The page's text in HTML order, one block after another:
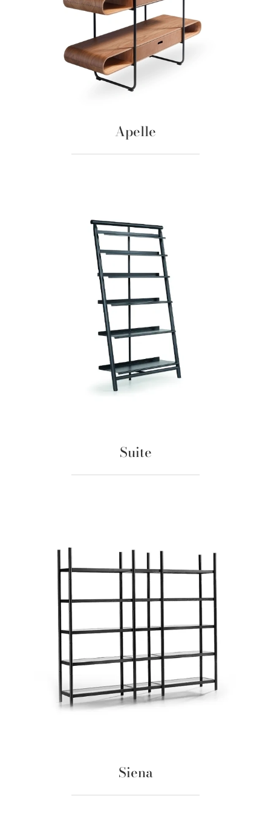
Apelle
Suite
Siena